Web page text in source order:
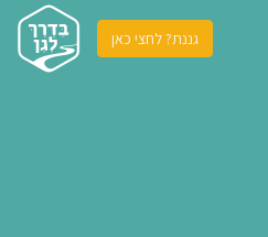
גננת? לחצי כאן